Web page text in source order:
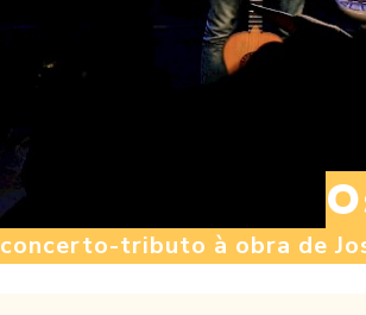
concerto-tributo à obra de